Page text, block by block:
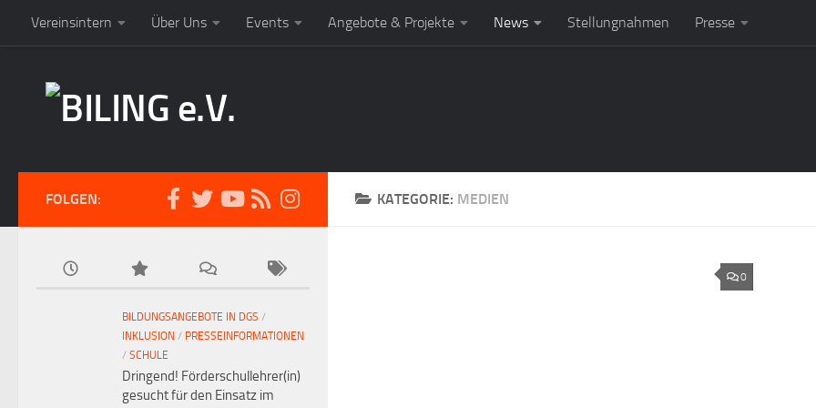
Vereinsintern Über Uns Events Angebote & Projekte News Stellungnahmen Presse
KATEGORIE: MEDIEN
0
FOLGEN:
BILDUNGSANGEBOTE IN DGS /
INKLUSION / PRESSEINFORMATIONEN
/ SCHULE
Dringend! Förderschullehrer(in)
gesucht für den Einsatz im